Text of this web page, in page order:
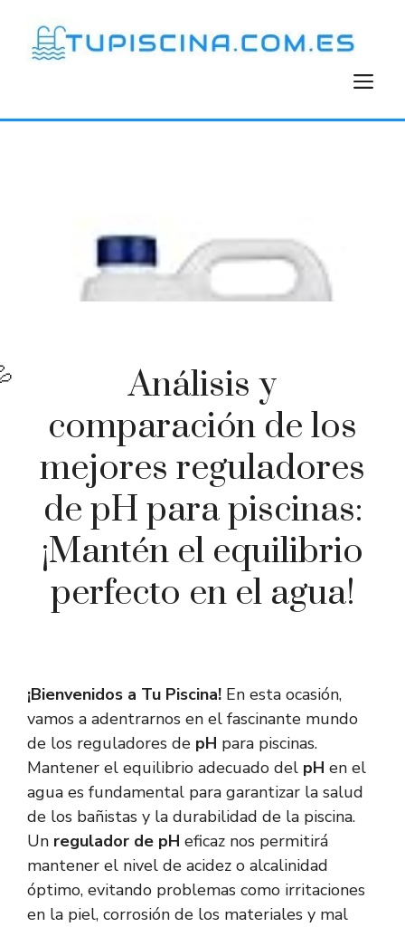
contenido
Análisis y
comparación de los
mejores reguladores
de pH para piscinas:
¡Mantén el equilibrio
perfecto en el agua!
¡Bienvenidos a Tu Piscina! En esta ocasión,
vamos a adentrarnos en el fascinante mundo
de los reguladores de pH para piscinas.
Mantener el equilibrio adecuado del pH en el
agua es fundamental para garantizar la salud
de los bañistas y la durabilidad de la piscina.
Un regulador de pH eficaz nos permitirá
mantener el nivel de acidez o alcalinidad
óptimo, evitando problemas como irritaciones
en la piel, corrosión de los materiales y mal